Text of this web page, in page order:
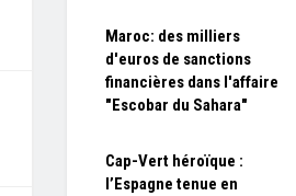
Maroc: des milliers
d'euros de sanctions
financières dans l'affaire
"Escobar du Sahara"
Cap-Vert héroïque :
l’Espagne tenue en